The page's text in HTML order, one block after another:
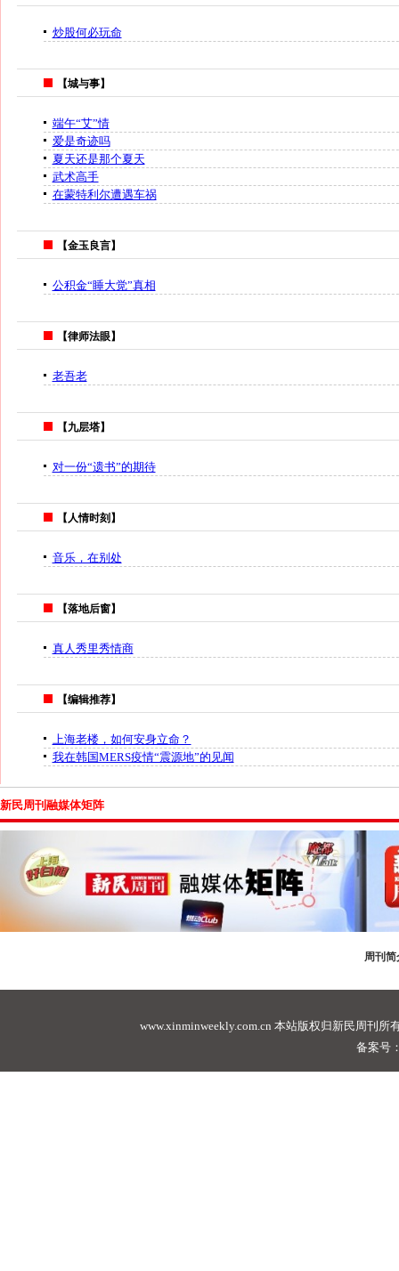
炒股何必玩命
【城与事】
端午“艾”情
爱是奇迹吗
夏天还是那个夏天
武术高手
在蒙特利尔遭遇车祸
【金玉良言】
公积金“睡大觉”真相
【律师法眼】
老吾老
【九层塔】
对一份“遗书”的期待
【人情时刻】
音乐，在别处
【落地后窗】
真人秀里秀情商
【编辑推荐】
上海老楼，如何安身立命？
我在韩国MERS疫情“震源地”的见闻
新民周刊融媒体矩阵
周刊简
www.xinminweekly.com.cn 本站版权归新民周刊所
备案号